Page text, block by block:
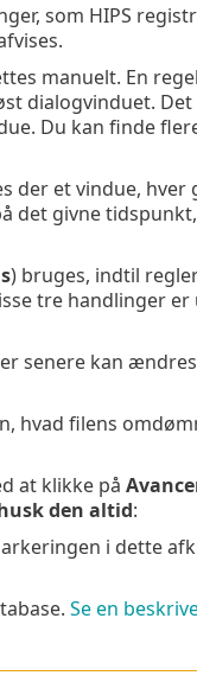
som HIPS
manuelt. En
dialogvinduet.
Du kan finde
der et vindue, hver
det givne
) bruges, indtil
tre handlinger
senere kan
filens
at klikke på
den altid:
i dette
Se en